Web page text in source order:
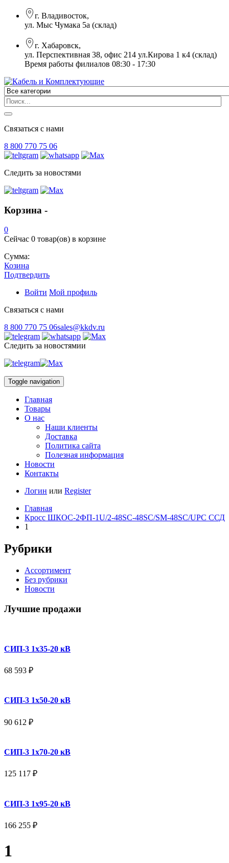
г. Владивосток,
ул. Мыс Чумака 5а (склад)
г. Хабаровск,
ул. Перспективная 38, офис 214 ул.Кирова 1 к4 (склад)
Время работы филиалов 08:30 - 17:30
Связаться с нами
8 800 770 75 06
Следить за новостями
Корзина -
0
Сейчас 0 товар(ов) в корзине
Сумма:
Козина
Подтвердить
Войти Мой профиль
Связаться с нами
8 800 770 75 06sales@kkdv.ru
Следить за новостямии
Toggle navigation
Главная
Товары
О нас
Наши клиенты
Доставка
Политика сайта
Полезная информация
Новости
Контакты
Логин или Register
Главная
Кросс ШКОС-2ФП-1U/2-48SC-48SC/SM-48SC/UPC ССД
1
Рубрики
Ассортимент
Без рубрики
Новости
Лучшие продажи
СИП-3 1x35-20 кВ
68 593 ₽
СИП-3 1x50-20 кВ
90 612 ₽
СИП-3 1x70-20 кВ
125 117 ₽
СИП-3 1x95-20 кВ
166 255 ₽
1